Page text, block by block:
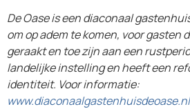
De Oase is een diaconaal
om op adem te komen, voor gasten
geraakt en toe zijn aan een
landelijke instelling en heeft een
identiteit. Voor informatie: